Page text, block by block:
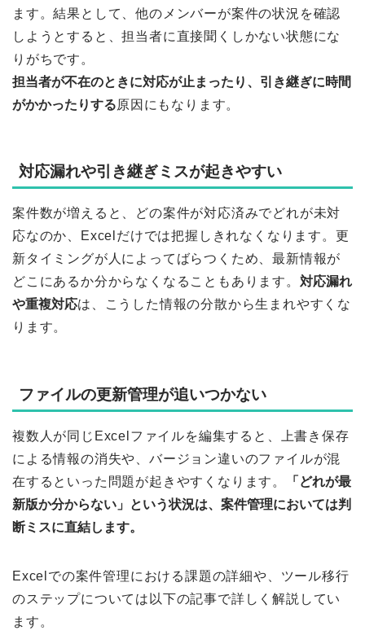
ます。結果として、他のメンバーが案件の状況を確認
しようとすると、担当者に直接聞くしかない状態にな
りがちです。
担当者が不在のときに対応が止まったり、引き継ぎに時間
がかかったりする原因にもなります。
対応漏れや引き継ぎミスが起きやすい
案件数が増えると、どの案件が対応済みでどれが未対
応なのか、Excelだけでは把握しきれなくなります。更
新タイミングが人によってばらつくため、最新情報が
どこにあるか分からなくなることもあります。 対応漏れ
や重複対応は、こうした情報の分散から生まれやすくな
ります。
ファイルの更新管理が追いつかない
複数人が同じExcelファイルを編集すると、上書き保存
による情報の消失や、バージョン違いのファイルが混
在するといった問題が起きやすくなります。
「どれが最
新版か分からない」という状況は、案件管理においては判
断ミスに直結します。
Excelでの案件管理における課題の詳細や、ツール移行
のステップについては以下の記事で詳しく解説してい
ます。